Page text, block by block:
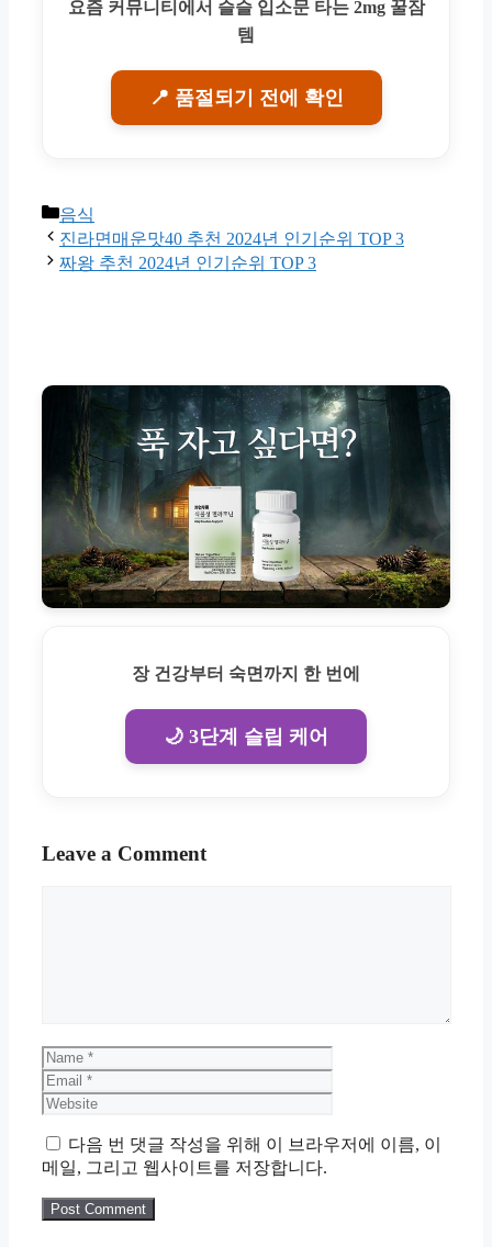
요즘 커뮤니티에서 슬슬 입소문 타는 2mg 꿀잠
템
📍 품절되기 전에 확인
Categories
음식
진라면매운맛40 추천 2024년 인기순위 TOP 3
짜왕 추천 2024년 인기순위 TOP 3
장 건강부터 숙면까지 한 번에
🌙 3단계 슬립 케어
Leave a Comment
Name
다음 번 댓글 작성을 위해 이 브라우저에 이름, 이
메일, 그리고 웹사이트를 저장합니다.